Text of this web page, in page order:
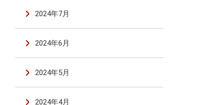
2024年7月
2024年6月
2024年5月
2024年4月